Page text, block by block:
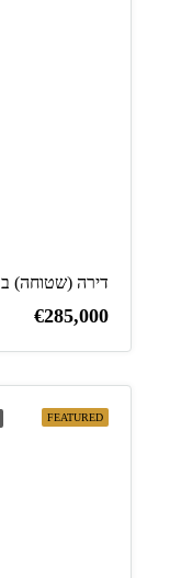
דירה (שטוחה) ב Ekali, לימסול למכירה
€285,000
FEATURED